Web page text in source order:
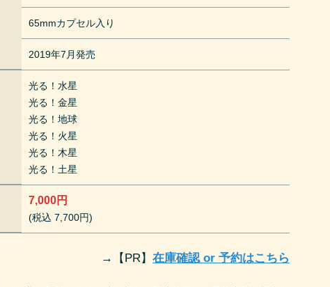
65mmカプセル入り
2019年7月発売
光る！水星
光る！金星
光る！地球
光る！火星
光る！木星
光る！土星
7,000円
(税込 7,700円)
→ 【PR】在庫確認 or 予約はこちら